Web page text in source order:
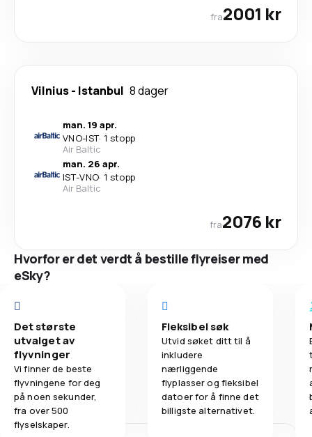
fra2001 kr
Vilnius- Istanbul 8 dager
man. 19 apr.
VNO-IST· 1 stopp
Air Baltic
man. 26 apr.
IST-VNO· 1 stopp
Air Baltic
fra2076 kr
Hvorfor er det verdt å bestille flyreiser med
eSky?
Det største
utvalget av
flyvninger
Vi finner de beste
flyvningene for deg
på noen sekunder,
fra over 500
flyselskaper.
Fleksibel søk
Utvid søket ditt til å
inkludere
nærliggende
flyplasser og fleksibel
datoer for å finne det
billigste alternativet.